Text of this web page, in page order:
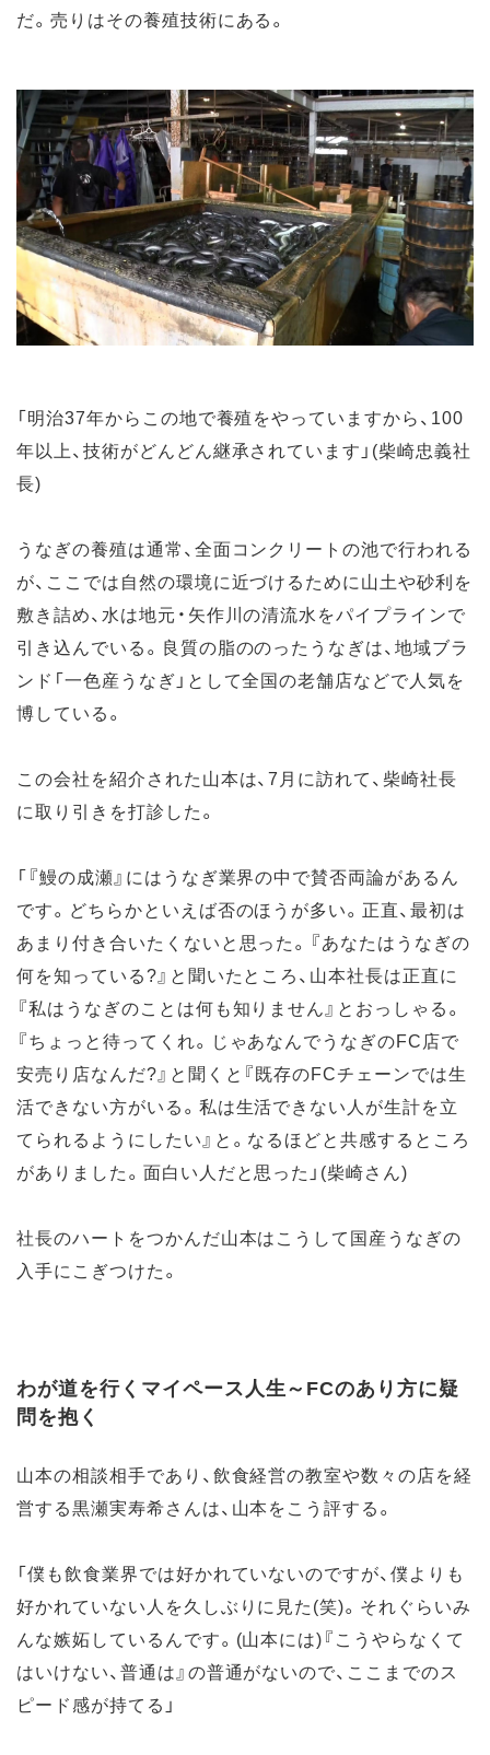
だ。売りはその養殖技術にある。
「明治37年からこの地で養殖をやっていますから、100
年以上、技術がどんどん継承されています」(柴崎忠義社
長)
うなぎの養殖は通常、全面コンクリートの池で行われる
が、ここでは自然の環境に近づけるために山土や砂利を
敷き詰め、水は地元・矢作川の清流水をパイプラインで
引き込んでいる。良質の脂ののったうなぎは、地域ブラ
ンド「一色産うなぎ」として全国の老舗店などで人気を
博している。
この会社を紹介された山本は、7月に訪れて、柴崎社長
に取り引きを打診した。
「『鰻の成瀬』にはうなぎ業界の中で賛否両論があるん
です。どちらかといえば否のほうが多い。正直、最初は
あまり付き合いたくないと思った。『あなたはうなぎの
何を知っている?』と聞いたところ、山本社長は正直に
『私はうなぎのことは何も知りません』とおっしゃる。
『ちょっと待ってくれ。じゃあなんでうなぎのFC店で
安売り店なんだ?』と聞くと『既存のFCチェーンでは生
活できない方がいる。私は生活できない人が生計を立
てられるようにしたい』と。なるほどと共感するところ
がありました。面白い人だと思った」(柴崎さん)
社長のハートをつかんだ山本はこうして国産うなぎの
入手にこぎつけた。
わが道を行くマイペース人生～FCのあり方に疑
問を抱く
山本の相談相手であり、飲食経営の教室や数々の店を経
営する黒瀬実寿希さんは、山本をこう評する。
「僕も飲食業界では好かれていないのですが、僕よりも
好かれていない人を久しぶりに見た(笑)。それぐらいみ
んな嫉妬しているんです。(山本には)『こうやらなくて
はいけない、普通は』の普通がないので、ここまでのス
ピード感が持てる」